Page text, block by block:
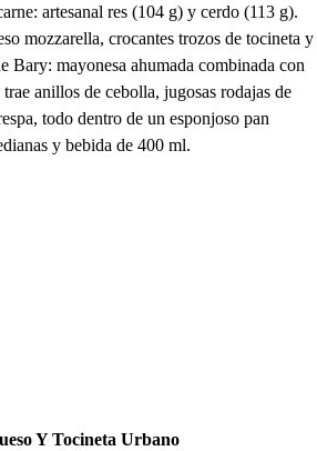
artesanal res (104 g) y cerdo (113 g).
mozzarella, crocantes trozos de tocineta y
Bary: mayonesa ahumada combinada con
anillos de cebolla, jugosas rodajas de
todo dentro de un esponjoso pan
y bebida de 400 ml.
Y Tocineta Urbano